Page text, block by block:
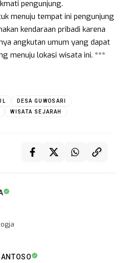
pengunjung.
menuju tempat ini pengunjung
kendaraan pribadi karena
angkutan umum yang dapat
menuju lokasi wisata ini. ***
DESA GUWOSARI
WISATA SEJARAH